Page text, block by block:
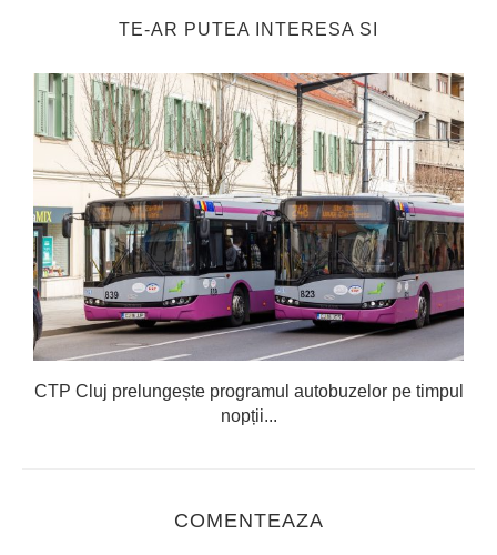
TE-AR PUTEA INTERESA SI
CTP Cluj prelungește programul autobuzelor pe timpul
nopții...
COMENTEAZA